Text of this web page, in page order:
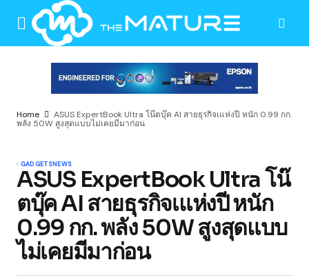
Home
ASUS ExpertBook Ultra โน๊ตบุ๊ค AI สายธุรกิจเแห่งปี หนัก 0.99 กก.
พลัง 50W สูงสุดแบบไม่เคยมีมาก่อน
GADGETSNEWS
ASUS ExpertBook Ultra โน๊
ตบุ๊ค AI สายธุรกิจเแห่งปี หนัก
0.99 กก. พลัง 50W สูงสุดแบบ
ไม่เคยมีมาก่อน